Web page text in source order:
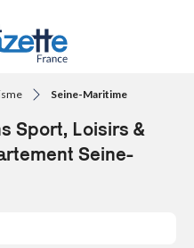
Seine-Maritime
Sport, Loisirs &
Seine-